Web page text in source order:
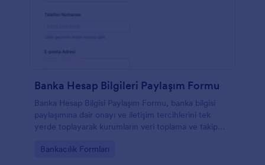
Banka Hesap Bilgileri Paylaşım Formu
Banka Hesap Bilgisi Paylaşım Formu, banka bilgisi
paylaşımına dair onayı ve iletişim tercihlerini tek
yerde toplayarak kurumların veri toplama ve takip
olur.
Go to Category:
Bankacılık Formları